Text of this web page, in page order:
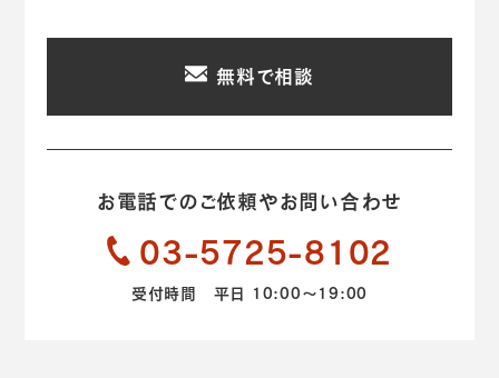
無料で相談
お電話でのご依頼やお問い合わせ
03-5725-8102
受付時間 平日 10:00～19:00